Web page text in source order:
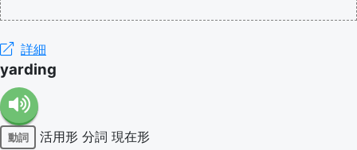
詳細
yarding
動詞 活用形 分詞 現在形